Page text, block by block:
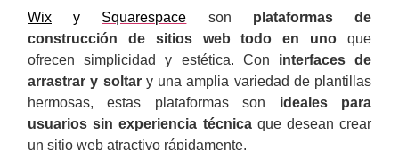
Wix y Squarespace son plataformas de
construcción de sitios web todo en uno que
ofrecen simplicidad y estética. Con interfaces de
arrastrar y soltary una amplia variedad de plantillas
hermosas, estas plataformas son ideales para
usuarios sin experiencia técnicaque desean crear
un sitio web atractivo rápidamente.